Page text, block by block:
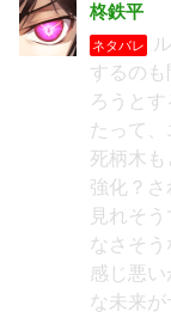
柊鉄平
ネタバレ
するの
ろうと
たって
死柄木
強化？
見れそ
なさそう
感じ悪
な未来